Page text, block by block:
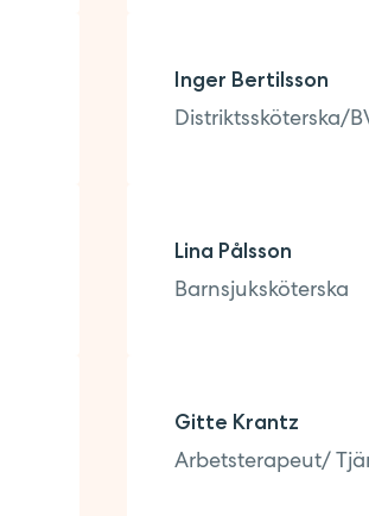
Inger Bertilsson
Distriktssköterska/
Lina Pålsson
Barnsjuksköterska
Gitte Krantz
Arbetsterapeut/